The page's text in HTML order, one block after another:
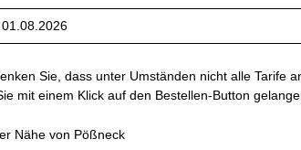
Sie, dass unter Umständen nicht alle Tarife
mit einem Klick auf den Bestellen-Button
Nähe von Pößneck